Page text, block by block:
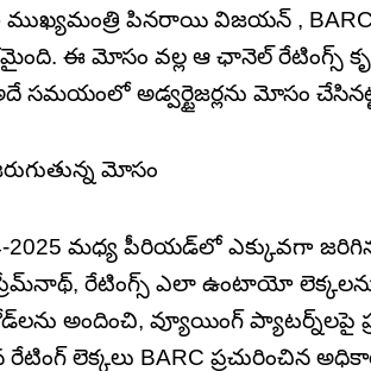
ముఖ్యమంత్రి పినరాయి విజయన్ ,
ఈ మోసం వల్ల ఆ ఛానెల్ రేటింగ్స్
సమయంలో అడ్వర్టైజర్లను మోసం
మోసం
మధ్య పీరియడ్‌లో ఎక్కువగా
రేటింగ్స్ ఎలా ఉంటాయో
అందించి, వ్యూయింగ్
లెక్కలు BARC ప్రచురించిన